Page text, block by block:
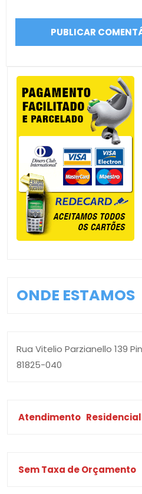
ONDE ESTAMOS
Rua Vitelio Parzianello 139
81825-040
Atendimento Residencial
Sem Taxa de Orçamento